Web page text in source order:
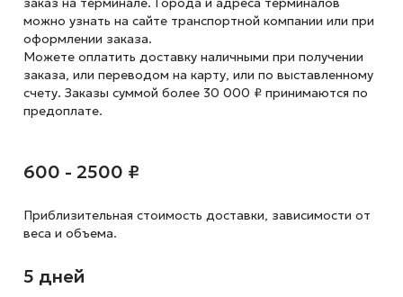
можно узнать на сайте транспортной компании или при
оформлении заказа.
Можете оплатить доставку наличными при получении
заказа, или переводом на карту, или по выставленному
счету. Заказы суммой более 30 000 ₽ принимаются по
предоплате.
600 - 2500 ₽
Приблизительная стоимость доставки, зависимости от
веса и объема.
5 дней